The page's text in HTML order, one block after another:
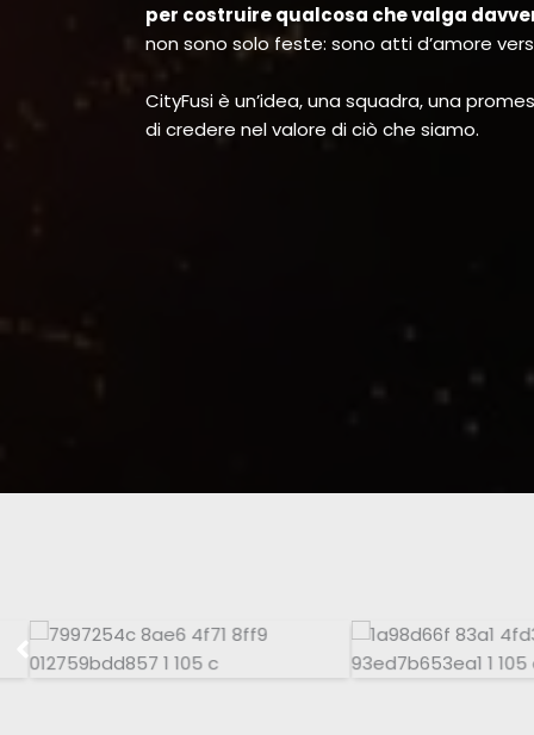
per costruire qualcosa che valga
non sono solo feste: sono atti d’amore
CityFusi è un’idea, una squadra, una
di credere nel valore di ciò che siamo.